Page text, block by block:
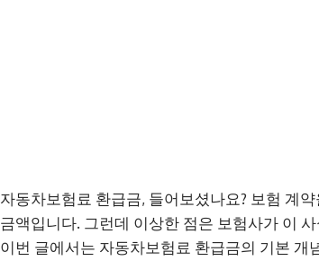
자동차보험료 환급금, 들어보셨나요? 보험 계
금액입니다. 그런데 이상한 점은 보험사가 이
이번 글에서는 자동차보험료 환급금의 기본